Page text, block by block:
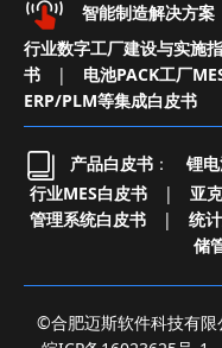
智能制造解决方案
行业数字工厂建设与实施
书
| 电池PACK工厂
ERP/PLM等集成白皮书
产品白皮书 ： 锂
行业MES白皮书
| 亚
管理系统白皮书
| 统
储
©合肥迈斯软件科技有